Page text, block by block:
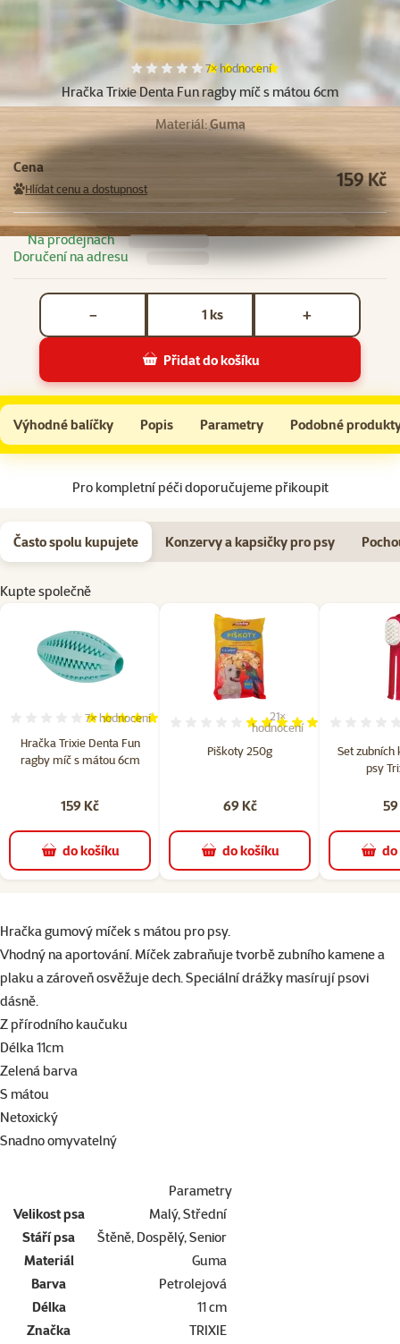
Hračka Trixie Denta Fun ragby míč s mátou 6cm
Hodnocení 100%, počet hodnocení:
7×hodnocení
Materiál:Guma
Cena
Hlídat cenu a dostupnost 159 Kč
Na prodejnách
Doručení na adresu
ks
− +
Přidat do košíku
Hračka Trixie Denta Fun ragby míč s mátou 6cm
Do košíku
Výhodné balíčky Popis Parametry Podobné
Na začátek stránky
Pro kompletní péči doporučujeme přikoupit
Často spolu kupujete Konzervy a kapsičky pro psy
Kupte společně
Hračka Trixie Denta Fun
ragby míč s mátou 6cm
Hodnocení 100%, počet hodnocení: 7
7×hodnocení
159 Kč
do košíku
Piškoty 250g
Hodnocení 99%, počet
21×
hodnocení
69 Kč
do košíku
Set
psy
superzoo.product.detail.content
Hračka gumový míček s mátou pro psy.
Vhodný na aportování. Míček zabraňuje tvorbě zubního kamene a
plaku a zároveň osvěžuje dech. Speciální drážky masírují psovi
dásně.
Z přírodního kaučuku
Délka 11cm
Zelená barva
S mátou
Netoxický
Snadno omyvatelný
Parametry
Velikost psa
Malý, Střední
Stáří psa
Štěně, Dospělý, Senior
Materiál
Guma
Barva
Petrolejová
Délka
11 cm
Značka
TRIXIE